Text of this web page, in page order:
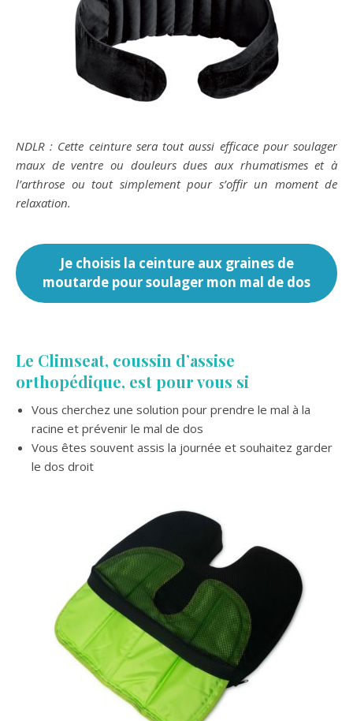
NDLR : Cette ceinture sera tout aussi efficace pour soulager
maux de ventre ou douleurs dues aux rhumatismes et à
l’arthrose ou tout simplement pour s’offir un moment de
relaxation.
Je choisis la ceinture aux graines de
moutarde pour soulager mon mal de dos
Le Climseat, coussin d’assise
orthopédique, est pour vous si
Vous cherchez une solution pour prendre le mal à la
racine et prévenir le mal de dos
Vous êtes souvent assis la journée et souhaitez garder
le dos droit